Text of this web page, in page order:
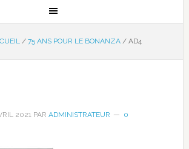
/ 75 ANS POUR LE BONANZA /AD4
2021PAR ADMINISTRATEUR
0